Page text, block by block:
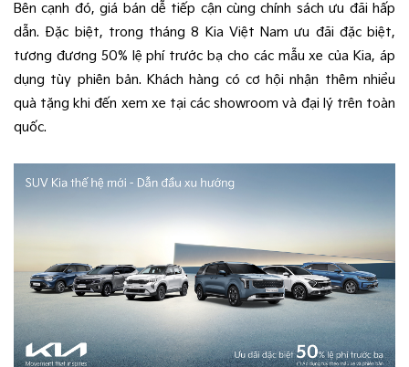
Bên cạnh đó, giá bán dễ tiếp cận cùng chính sách ưu đãi hấp
dẫn. Đặc biệt, trong tháng 8 Kia Việt Nam ưu đãi đặc biệt,
tương đương 50% lệ phí trước bạ cho các mẫu xe của Kia, áp
dụng tùy phiên bản. Khách hàng có cơ hội nhận thêm nhiều
quà tặng khi đến xem xe tại các showroom và đại lý trên toàn
quốc.